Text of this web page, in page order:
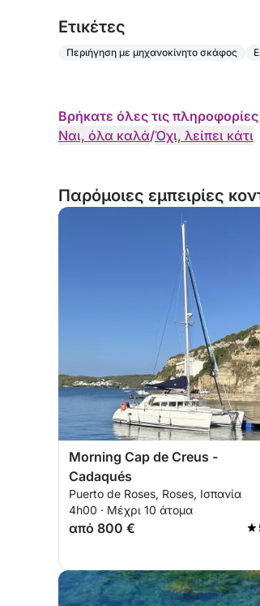
Eτικέτες
Περιήγηση με μηχανοκίνητο σκάφος
Βρήκατε όλες τις
Ναι, όλα καλά/Όχι, λείπει κάτι
Παρόμοιες εμπειρίες
Morning Cap de Creus -
Cadaqués
Puerto de Roses, Roses, Ισπανία
4h00 · Μέχρι 10 άτομα
από 800 €